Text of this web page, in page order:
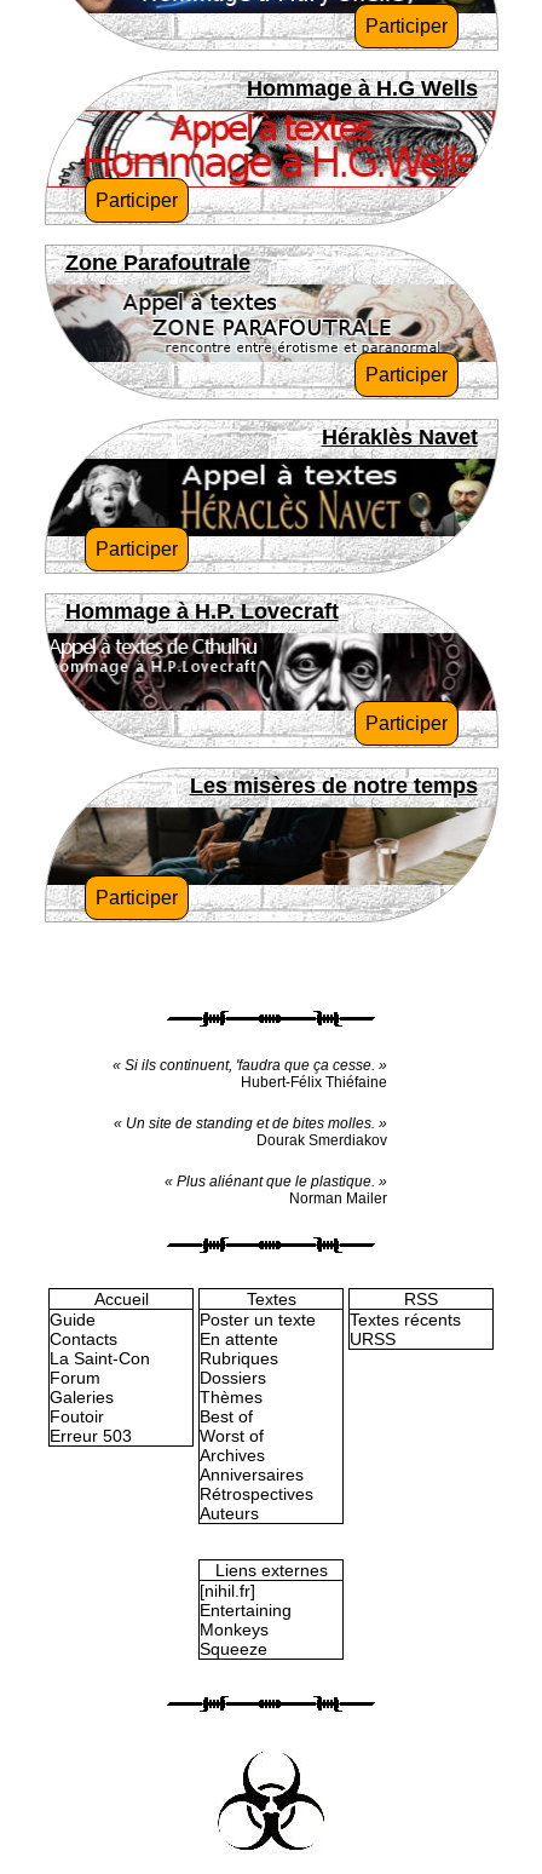
Participer
Hommage à H.G Wells
Participer
Zone Parafoutrale
Participer
Héraklès Navet
Participer
Hommage à H.P. Lovecraft
Participer
Les misères de notre temps
Participer
« Si ils continuent, 'faudra que ça cesse. »
Hubert-Félix Thiéfaine
« Un site de standing et de bites molles. »
Dourak Smerdiakov
« Plus aliénant que le plastique. »
Norman Mailer
Accueil
Guide
Contacts
La Saint-Con
Forum
Galeries
Foutoir
Erreur 503
Textes
Poster un texte
En attente
Rubriques
Dossiers
Thèmes
Best of
Worst of
Archives
Anniversaires
Rétrospectives
Auteurs
RSS
Textes récents
URSS
Liens externes
[nihil.fr]
Entertaining
Monkeys
Squeeze